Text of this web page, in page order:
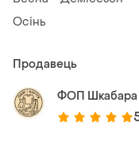
Осінь
Продавець
ФОП Шкабара